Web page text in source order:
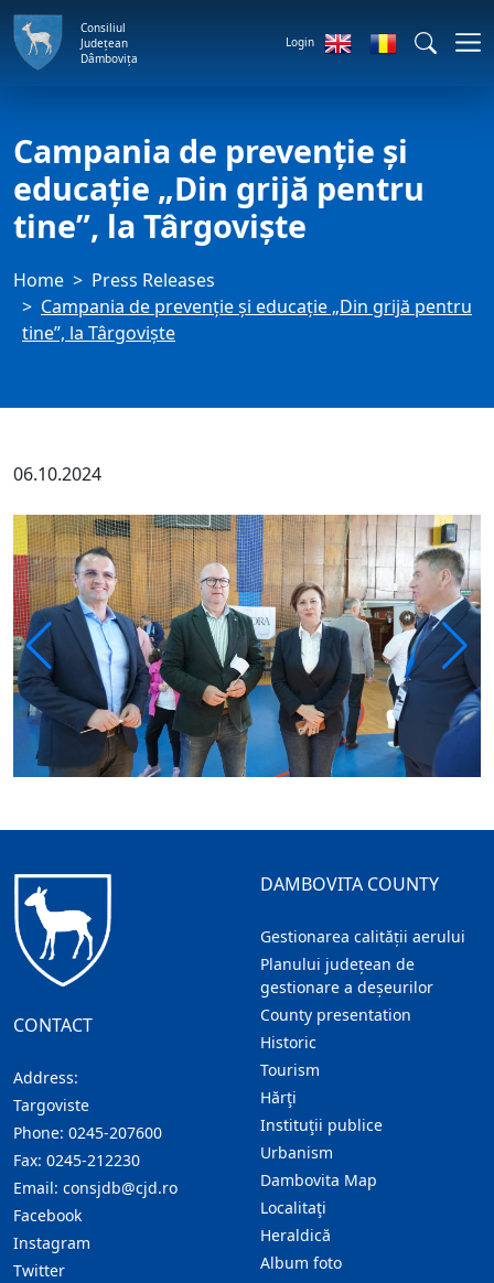
Consiliul
Județean
Dâmbovița
Login
Campania de prevenție și
educație „Din grijă pentru
tine”, la Târgoviște
Home
Press Releases
Campania de prevenție și educație „Din grijă pentru
tine”, la Târgoviște
06.10.2024
CONTACT
Address:
Targoviste
Phone: 0245-207600
Fax: 0245-212230
Email: consjdb@cjd.ro
Facebook
Instagram
Twitter
DAMBOVITA COUNTY
Gestionarea calității aerului
Planului județean de
gestionare a deșeurilor
County presentation
Historic
Tourism
Hărţi
Instituţii publice
Urbanism
Dambovita Map
Localitaţi
Heraldică
Album foto